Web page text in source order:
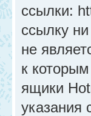
ссылки:
ссылку
не
к
ящики
указания